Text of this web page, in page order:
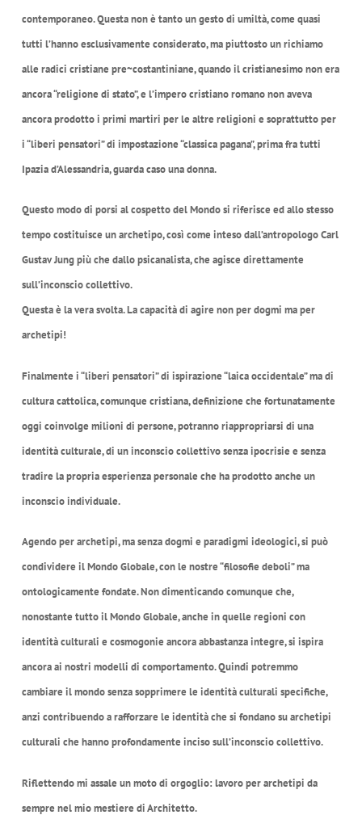
contemporaneo. Questa non è tanto un gesto di umiltà, come quasi
tutti l’hanno esclusivamente considerato, ma piuttosto un richiamo
alle radici cristiane pre~costantiniane, quando il cristianesimo non era
ancora “religione di stato”, e l’impero cristiano romano non aveva
ancora prodotto i primi martiri per le altre religioni e soprattutto per
i “liberi pensatori” di impostazione “classica pagana”, prima fra tutti
Ipazia d’Alessandria, guarda caso una donna.
Questo modo di porsi al cospetto del Mondo si riferisce ed allo stesso
tempo costituisce un archetipo, così come inteso dall’antropologo Carl
Gustav Jung più che dallo psicanalista, che agisce direttamente
sull’inconscio collettivo.
Questa è la vera svolta. La capacità di agire non per dogmi ma per
archetipi!
Finalmente i “liberi pensatori” di ispirazione “laica occidentale” ma di
cultura cattolica, comunque cristiana, definizione che fortunatamente
oggi coinvolge milioni di persone, potranno riappropriarsi di una
identità culturale, di un inconscio collettivo senza ipocrisie e senza
tradire la propria esperienza personale che ha prodotto anche un
inconscio individuale.
Agendo per archetipi, ma senza dogmi e paradigmi ideologici, si può
condividere il Mondo Globale, con le nostre “filosofie deboli” ma
ontologicamente fondate. Non dimenticando comunque che,
nonostante tutto il Mondo Globale, anche in quelle regioni con
identità culturali e cosmogonie ancora abbastanza integre, si ispira
ancora ai nostri modelli di comportamento. Quindi potremmo
cambiare il mondo senza sopprimere le identità culturali specifiche,
anzi contribuendo a rafforzare le identità che si fondano su archetipi
culturali che hanno profondamente inciso sull’inconscio collettivo.
Riflettendo mi assale un moto di orgoglio: lavoro per archetipi da
sempre nel mio mestiere di Architetto.